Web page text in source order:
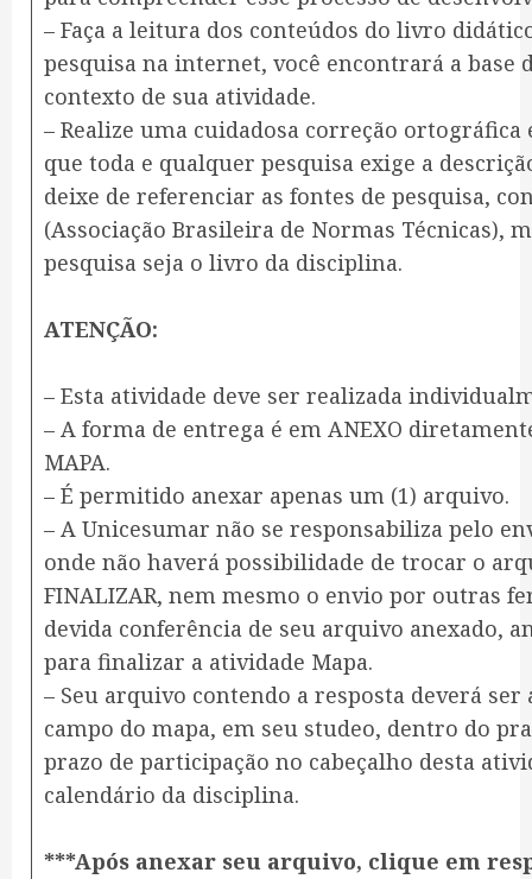
– Faça a leitura dos conteúdos do livro
pesquisa na internet, você encontrará a base
contexto de sua atividade.
– Realize uma cuidadosa correção
que toda e qualquer pesquisa exige a
deixe de referenciar as fontes de pesquisa,
(Associação Brasileira de Normas Técnicas),
pesquisa seja o livro da disciplina.
ATENÇÃO:
– Esta atividade deve ser realizada
– A forma de entrega é em ANEXO
MAPA.
– É permitido anexar apenas um (1) arquivo.
– A Unicesumar não se responsabiliza pelo
onde não haverá possibilidade de trocar o
FINALIZAR, nem mesmo o envio por outras
devida conferência de seu arquivo anexado,
para finalizar a atividade Mapa.
– Seu arquivo contendo a resposta deverá
campo do mapa, em seu studeo, dentro do
prazo de participação no cabeçalho desta
calendário da disciplina.
***Após anexar seu arquivo, clique em